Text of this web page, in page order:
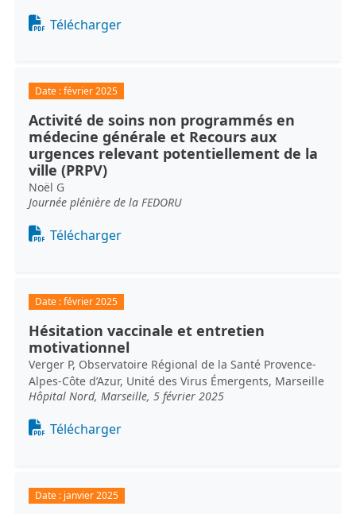
Document
Télécharger
Date :février 2025
Activité de soins non programmés en
médecine générale et Recours aux
urgences relevant potentiellement de la
ville (PRPV)
Noël G
Journée plénière de la FEDORU
Document
Télécharger
Date :février 2025
Hésitation vaccinale et entretien
motivationnel
Verger P, Observatoire Régional de la Santé Provence-
Alpes-Côte d’Azur, Unité des Virus Émergents, Marseille
Hôpital Nord, Marseille, 5 février 2025
Document
Télécharger
Date : janvier 2025